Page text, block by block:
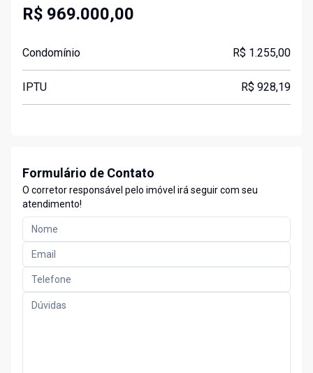
R$ 969.000,00
Condomínio R$ 1.255,00
IPTU R$ 928,19
Formulário de Contato
O corretor responsável pelo imóvel irá seguir com seu
atendimento!